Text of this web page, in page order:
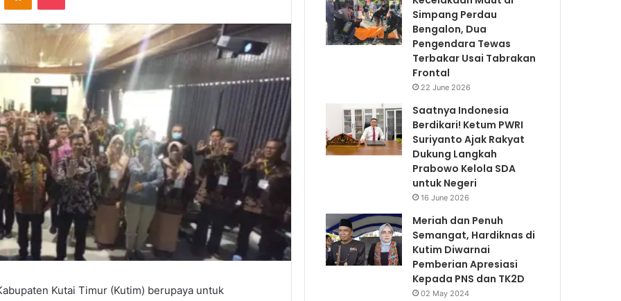
Kutai Timur (Kutim) berupaya untuk
Simpang Perdau
Bengalon, Dua
Pengendara Tewas
Terbakar Usai Tabrakan
Frontal
22 June 2026
Saatnya Indonesia
Berdikari! Ketum PWRI
Suriyanto Ajak Rakyat
Dukung Langkah
Prabowo Kelola SDA
untuk Negeri
16 June 2026
Meriah dan Penuh
Semangat, Hardiknas di
Kutim Diwarnai
Pemberian Apresiasi
Kepada PNS dan TK2D
02 May 2024